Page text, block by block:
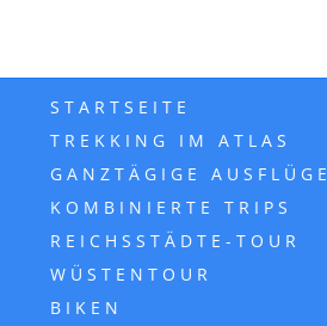
STARTSEITE
TREKKING IM ATLAS
GANZTÄGIGE AUSFLÜGE
KOMBINIERTE TRIPS
REICHSSTÄDTE-TOUR
WÜSTENTOUR
BIKEN